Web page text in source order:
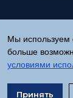
Мы используем
больше
условиями
Принять